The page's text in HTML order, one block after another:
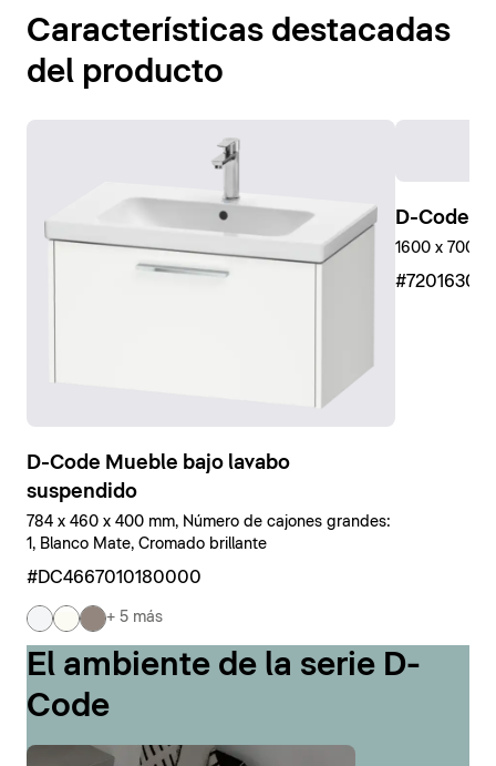
Características destacadas
del producto
D-Code Mueble bajo lavabo
suspendido
784 x 460 x 400 mm, Número de cajones grandes:
1, Blanco Mate, Cromado brillante
#DC4667010180000
+ 5 más
D-Code
1600 x 700
El ambiente de la serie D-
Code